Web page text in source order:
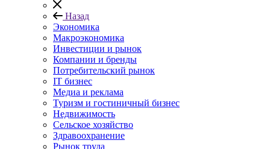
Назад
Экономика
Макроэкономика
Инвестиции и рынок
Компании и бренды
Потребительский рынок
IT бизнес
Медиа и реклама
Туризм и гостиничный бизнес
Недвижимость
Сельское хозяйство
Здравоохранение
Рынок труда